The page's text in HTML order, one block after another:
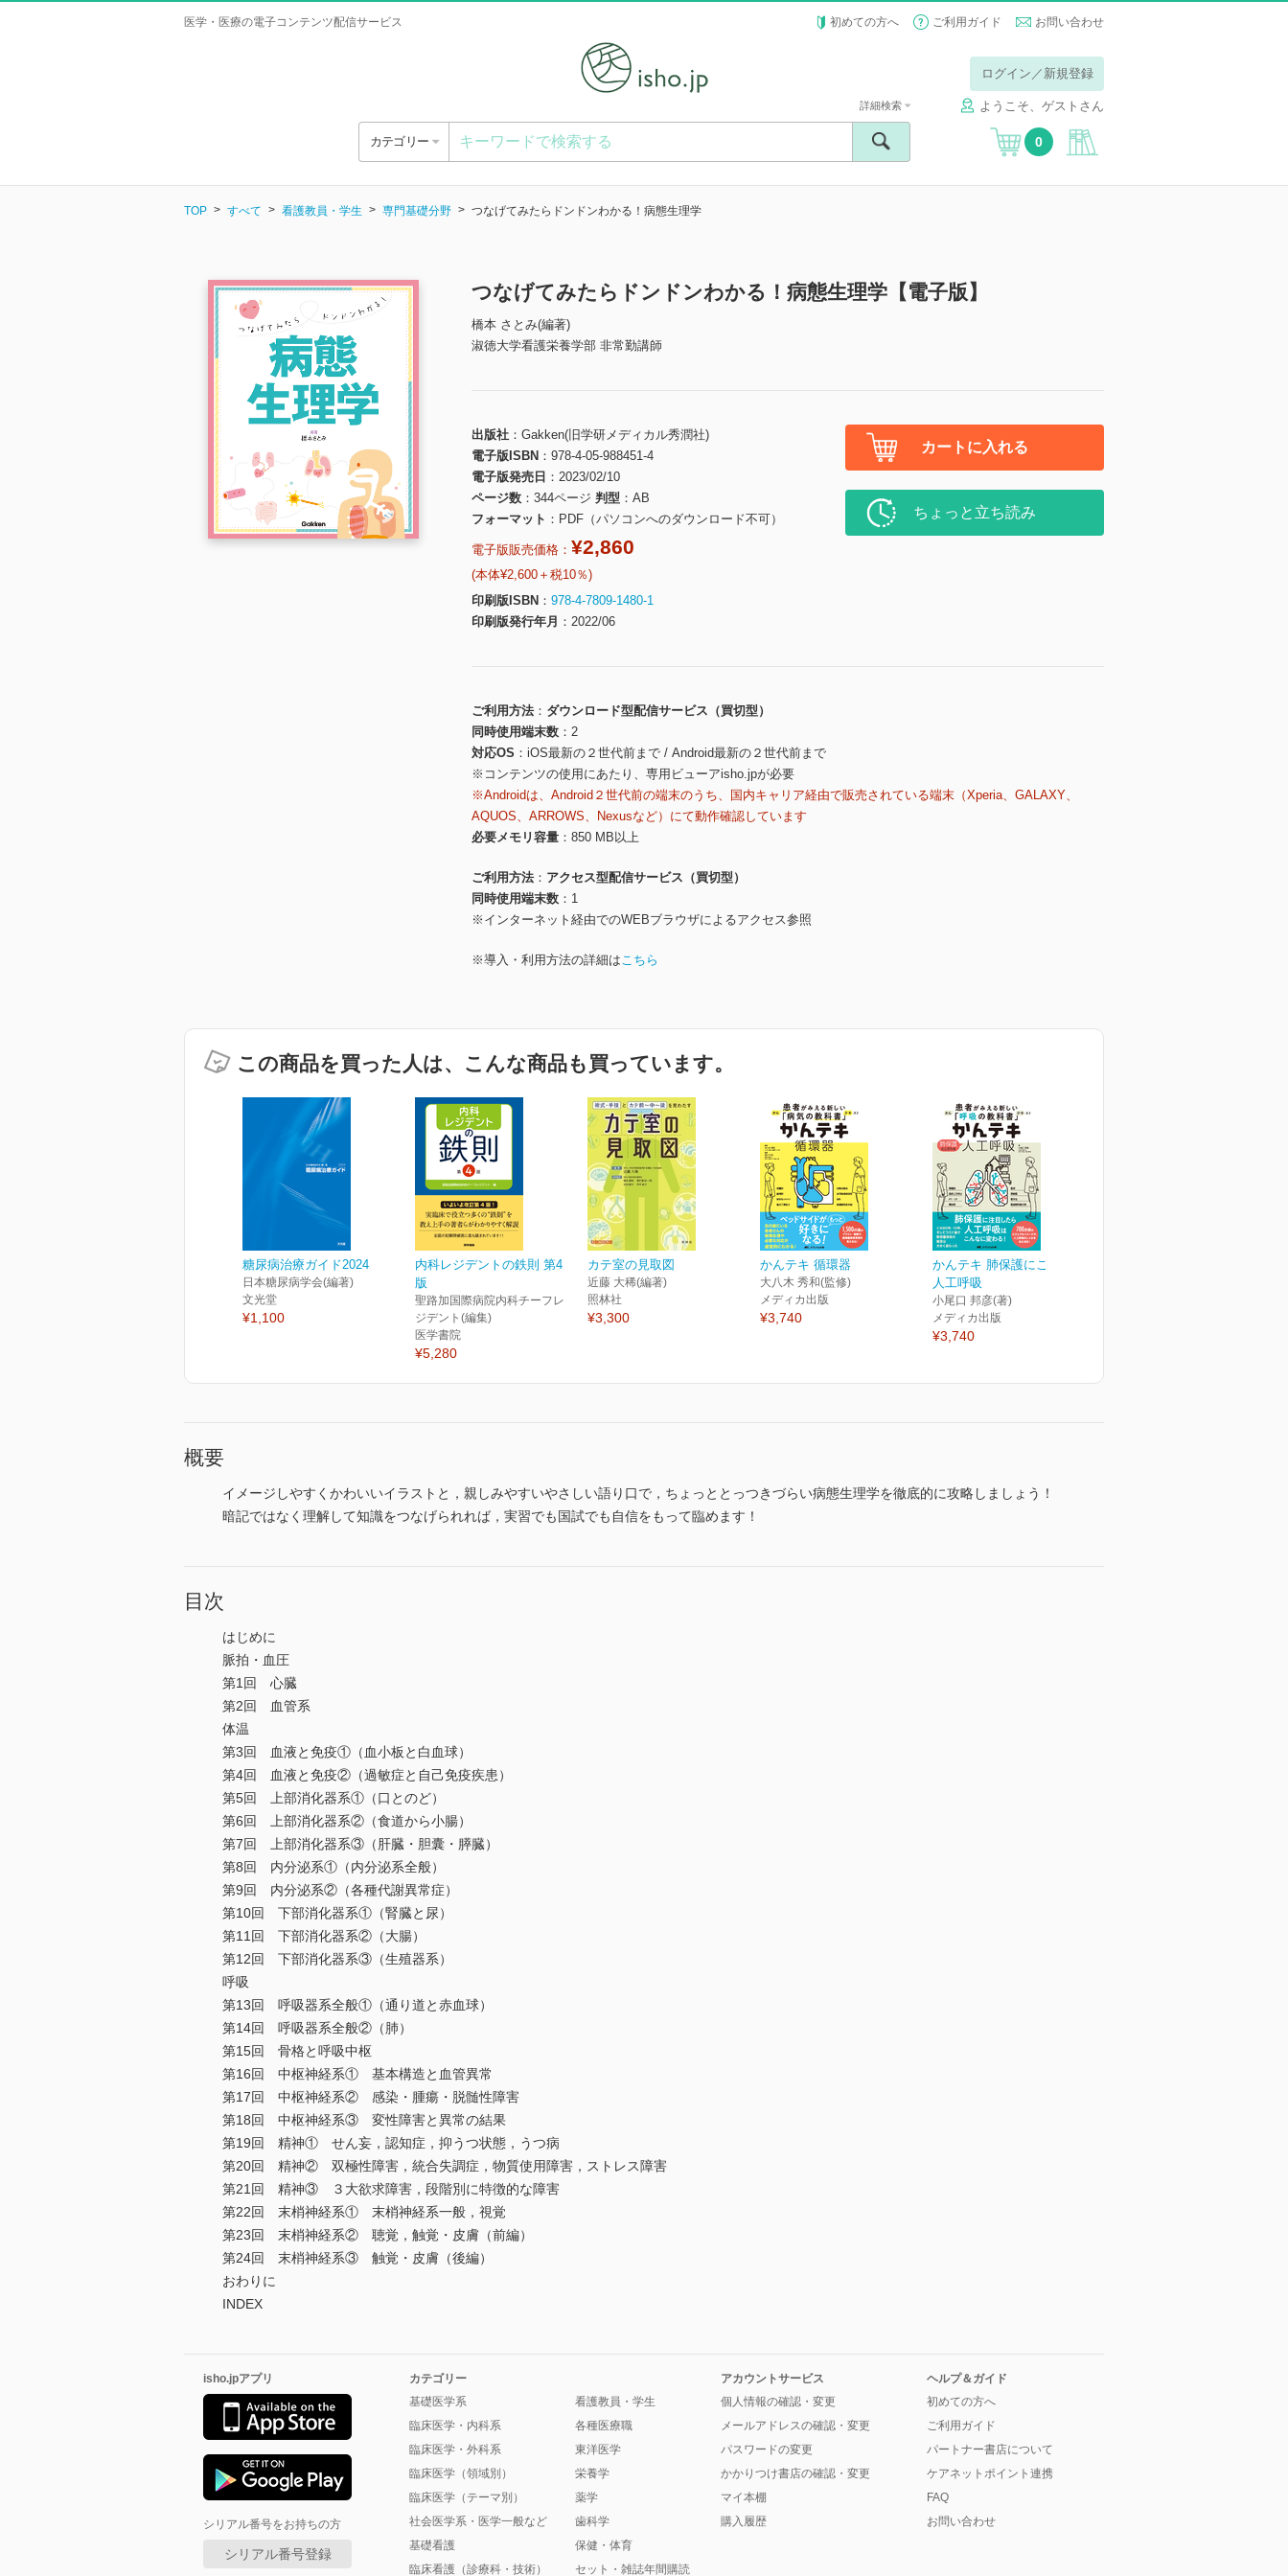
医学・医療の電子コンテンツ配信サービス 初めての方へ ご利用ガイド お問い合わせ
ログイン／新規登録
ようこそ、ゲストさん
カテゴリー
詳細検索
0
TOP すべて 看護教員・学生 専門基礎分野 つなげてみたらドンドンわかる！病態生理学
つなげてみたらドンドンわかる！病態生理学【電子版】
橋本 さとみ(編著)
淑徳大学看護栄養学部 非常勤講師
出版社
Gakken(旧学研メディカル秀潤社)
電子版ISBN
978-4-05-988451-4
電子版発売日
2023/02/10
ページ数
344ページ 判型
AB
フォーマット
PDF（パソコンへのダウンロード不可）
電子版販売価格： ¥2,860
(本体¥2,600＋税10％)
印刷版ISBN
978-4-7809-1480-1
印刷版発行年月
2022/06
カートに入れる
ちょっと立ち読み
ご利用方法
ダウンロード型配信サービス（買切型）
同時使用端末数
2
対応OS
iOS最新の２世代前まで / Android最新の２世代前まで
※コンテンツの使用にあたり、専用ビューアisho.jpが必要
※Androidは、Android２世代前の端末のうち、国内キャリア経由で販売されている端末（Xperia、GALAXY、
AQUOS、ARROWS、Nexusなど）にて動作確認しています
必要メモリ容量
850 MB以上
ご利用方法
アクセス型配信サービス（買切型）
同時使用端末数
1
※インターネット経由でのWEBブラウザによるアクセス参照
※導入・利用方法の詳細はこちら
この商品を買った人は、こんな商品も買っています。
糖尿病治療ガイド2024
日本糖尿病学会(編著)
文光堂
¥1,100
内科レジデントの鉄則 第4
版
聖路加国際病院内科チーフレ
ジデント(編集)
医学書院
¥5,280
カテ室の見取図
近藤 大稀(編著)
照林社
¥3,300
かんテキ 循環器
大八木 秀和(監修)
メディカ出版
¥3,740
かんテキ 肺保護にこだわる
人工呼吸
小尾口 邦彦(著)
メディカ出版
¥3,740
概要
イメージしやすくかわいいイラストと，親しみやすいやさしい語り口で，ちょっととっつきづらい病態生理学を徹底的に攻略しましょう！
暗記ではなく理解して知識をつなげられれば，実習でも国試でも自信をもって臨めます！
目次
はじめに
脈拍・血圧
第1回 心臓
第2回 血管系
体温
第3回 血液と免疫①（血小板と白血球）
第4回 血液と免疫②（過敏症と自己免疫疾患）
第5回 上部消化器系①（口とのど）
第6回 上部消化器系②（食道から小腸）
第7回 上部消化器系③（肝臓・胆囊・膵臓）
第8回 内分泌系①（内分泌系全般）
第9回 内分泌系②（各種代謝異常症）
第10回 下部消化器系①（腎臓と尿）
第11回 下部消化器系②（大腸）
第12回 下部消化器系③（生殖器系）
呼吸
第13回 呼吸器系全般①（通り道と赤血球）
第14回 呼吸器系全般②（肺）
第15回 骨格と呼吸中枢
第16回 中枢神経系① 基本構造と血管異常
第17回 中枢神経系② 感染・腫瘍・脱髄性障害
第18回 中枢神経系③ 変性障害と異常の結果
第19回 精神① せん妄，認知症，抑うつ状態，うつ病
第20回 精神② 双極性障害，統合失調症，物質使用障害，ストレス障害
第21回 精神③ ３大欲求障害，段階別に特徴的な障害
第22回 末梢神経系① 末梢神経系一般，視覚
第23回 末梢神経系② 聴覚，触覚・皮膚（前編）
第24回 末梢神経系③ 触覚・皮膚（後編）
おわりに
INDEX
isho.jpアプリ
シリアル番号をお持ちの方
シリアル番号登録
カテゴリー
基礎医学系
臨床医学・内科系
臨床医学・外科系
臨床医学（領域別）
臨床医学（テーマ別）
社会医学系・医学一般など
基礎看護
臨床看護（診療科・技術）
看護教員・学生
各種医療職
東洋医学
栄養学
薬学
歯科学
保健・体育
セット・雑誌年間購読
アカウントサービス
個人情報の確認・変更
メールアドレスの確認・変更
パスワードの変更
かかりつけ書店の確認・変更
マイ本棚
購入履歴
ヘルプ＆ガイド
初めての方へ
ご利用ガイド
パートナー書店について
ケアネットポイント連携
FAQ
お問い合わせ